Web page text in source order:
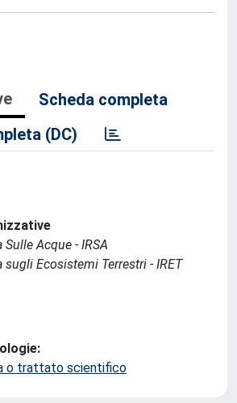
Scheda completa
(DC)
Acque - IRSA
Ecosistemi Terrestri - IRET
o trattato scientifico